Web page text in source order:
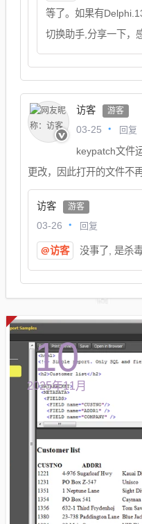
等了。如果有
切换助手,分享一下，
访客 游客
03-25 回复
keypatch文件
更改，因此打开的文件不
访客 游客
03-26 回复
@访客 没事了, 是杀
10
2025年11月